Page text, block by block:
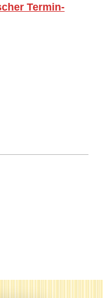
Termin-